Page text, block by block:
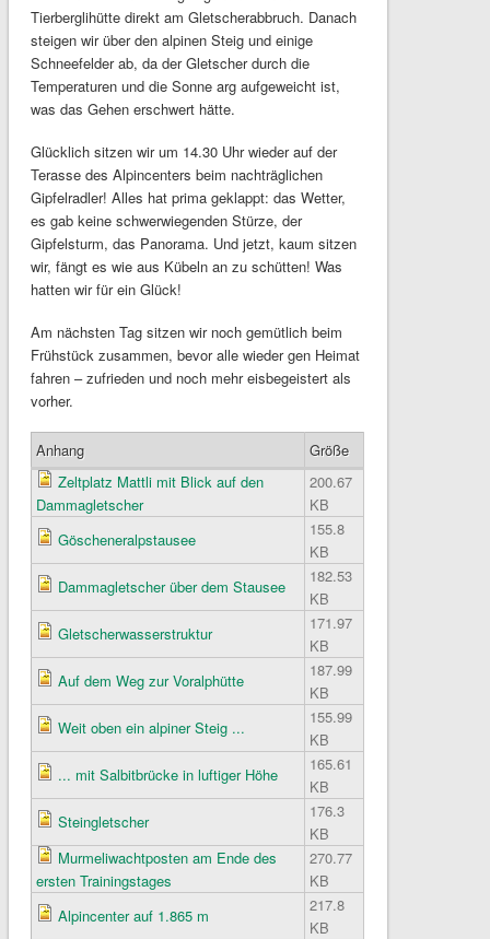
Tierberglihütte direkt am Gletscherabbruch. Danach
steigen wir über den alpinen Steig und einige
Schneefelder ab, da der Gletscher durch die
Temperaturen und die Sonne arg aufgeweicht ist,
was das Gehen erschwert hätte.
Glücklich sitzen wir um 14.30 Uhr wieder auf der
Terasse des Alpincenters beim nachträglichen
Gipfelradler! Alles hat prima geklappt: das Wetter,
es gab keine schwerwiegenden Stürze, der
Gipfelsturm, das Panorama. Und jetzt, kaum sitzen
wir, fängt es wie aus Kübeln an zu schütten! Was
hatten wir für ein Glück!
Am nächsten Tag sitzen wir noch gemütlich beim
Frühstück zusammen, bevor alle wieder gen Heimat
fahren – zufrieden und noch mehr eisbegeistert als
vorher.
Anhang
Größe
Zeltplatz Mattli mit Blick auf den
Dammagletscher
200.67
KB
Göscheneralpstausee
155.8
KB
Dammagletscher über dem Stausee
182.53
KB
Gletscherwasserstruktur
171.97
KB
Auf dem Weg zur Voralphütte
187.99
KB
Weit oben ein alpiner Steig ...
155.99
KB
... mit Salbitbrücke in luftiger Höhe
165.61
KB
Steingletscher
176.3
KB
Murmeliwachtposten am Ende des
ersten Trainingstages
270.77
KB
Alpincenter auf 1.865 m
217.8
KB